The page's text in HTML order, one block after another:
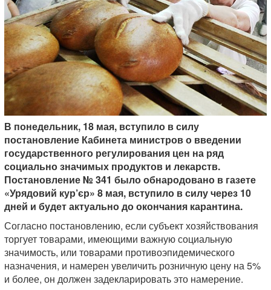
В понедельник, 18 мая, вступило в силу
постановление Кабинета министров о введении
государственного регулирования цен на ряд
социально значимых продуктов и лекарств.
Постановление № 341 было обнародовано в газете
«Урядовий кур’єр» 8 мая, вступило в силу через 10
дней и будет актуально до окончания карантина.
Согласно постановлению, если субъект хозяйствования
торгует товарами, имеющими важную социальную
значимость, или товарами противоэпидемического
назначения, и намерен увеличить розничную цену на 5%
и более, он должен задекларировать это намерение.